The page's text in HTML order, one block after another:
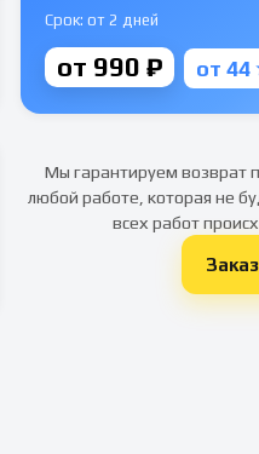
Срок: от 2 дней
от 990 ₽ от 44
Мы гарантируем возврат
любой работе, которая не
всех работ